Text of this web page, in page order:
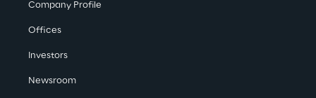
Company Profile
Offices
Investors
Newsroom